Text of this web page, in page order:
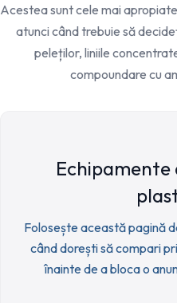
Acestea sunt cele mai
atunci când trebuie să
peleților, liniile
compoundare cu
Echipamente
Folosește această pagină
când dorești să compari
înainte de a bloca o